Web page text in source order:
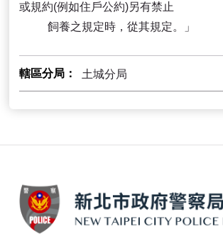
或規約(例如住戶公約)另有禁止
飼養之規定時，從其規定。」
轄區分局 土城分局